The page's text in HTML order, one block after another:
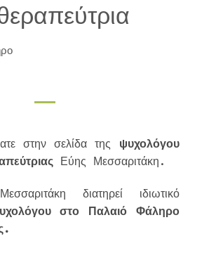
στην σελίδα της ψυχολόγου
Εύης Μεσσαριτάκη.
διατηρεί ιδιωτικό
στο Παλαιό Φάληρο